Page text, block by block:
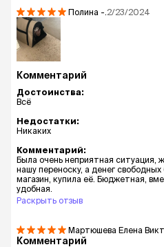
Полина -. 2/23/2024
Комментарий
Достоинства:
Всё
Недостатки:
Никаких
Комментарий:
Была очень неприятная ситуация,
нашу переноску, а денег
магазин, купила её. Бюджетная,
удобная.
Раскрыть отзыв
Мартюшева Елена
Комментарий